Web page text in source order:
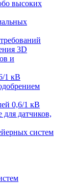
высоких
3D
и
1 кВ
0,6/1 кВ
датчиков,
систем